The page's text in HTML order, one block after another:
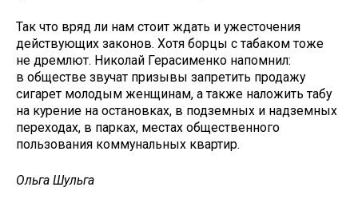
Так что вряд ли нам стоит ждать и ужесточения
действующих законов. Хотя борцы с табаком тоже
не дремлют. Николай Герасименко напомнил:
в обществе звучат призывы запретить продажу
сигарет молодым женщинам, а также наложить табу
на курение на остановках, в подземных и надземных
переходах, в парках, местах общественного
пользования коммунальных квартир.
Ольга Шульга